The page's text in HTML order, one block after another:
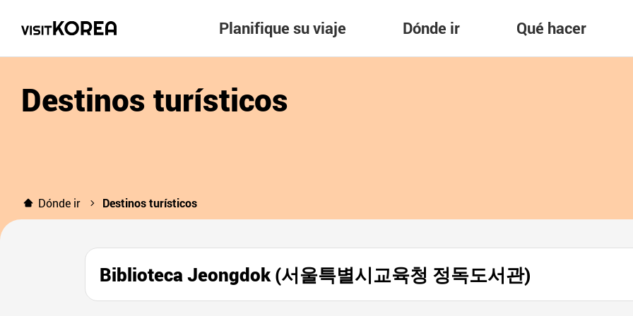
Planifique su viaje Dónde ir Qué hacer
Destinos turísticos
Dónde ir Destinos turísticos
Biblioteca Jeongdok (서울특별시교육청 정독도서관)